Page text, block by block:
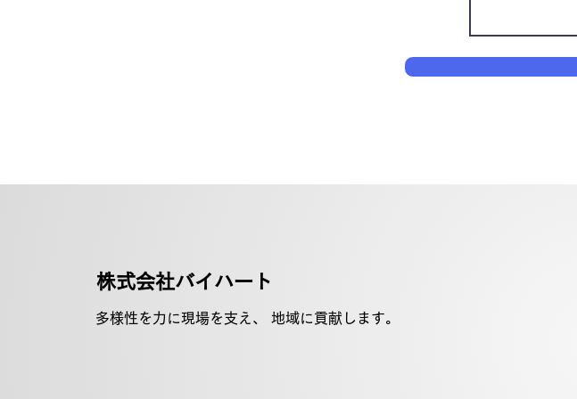
​株式会社バイハート
多様性を力に現場を支え、 地域に貢献します。